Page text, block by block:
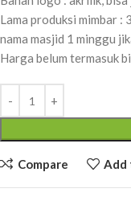
Lama produksi mimbar :
nama masjid 1 minggu
Harga belum termasuk
Compare Add